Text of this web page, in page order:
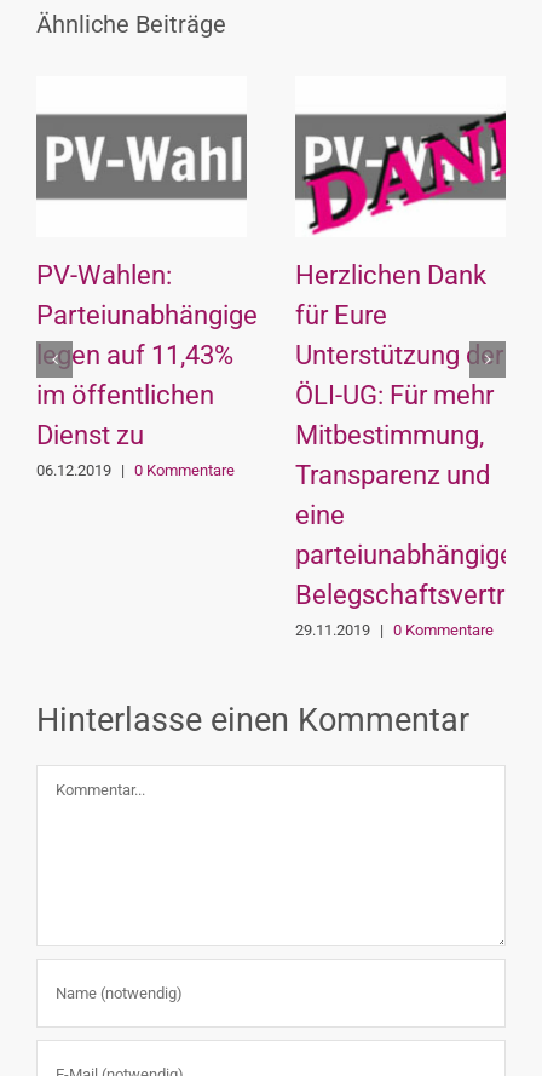
Ähnliche Beiträge
PV-Wahlen:
Parteiunabhängige
legen auf 11,43%
im öffentlichen
Dienst zu
06.12.2019 | 0 Kommentare
Herzlichen Dank
für Eure
Unterstützung der
ÖLI-UG: Für mehr
Mitbestimmung,
Transparenz und
eine
parteiunabhängige
29.11.2019 | 0 Kommentare
Hinterlasse einen Kommentar
Kommentar